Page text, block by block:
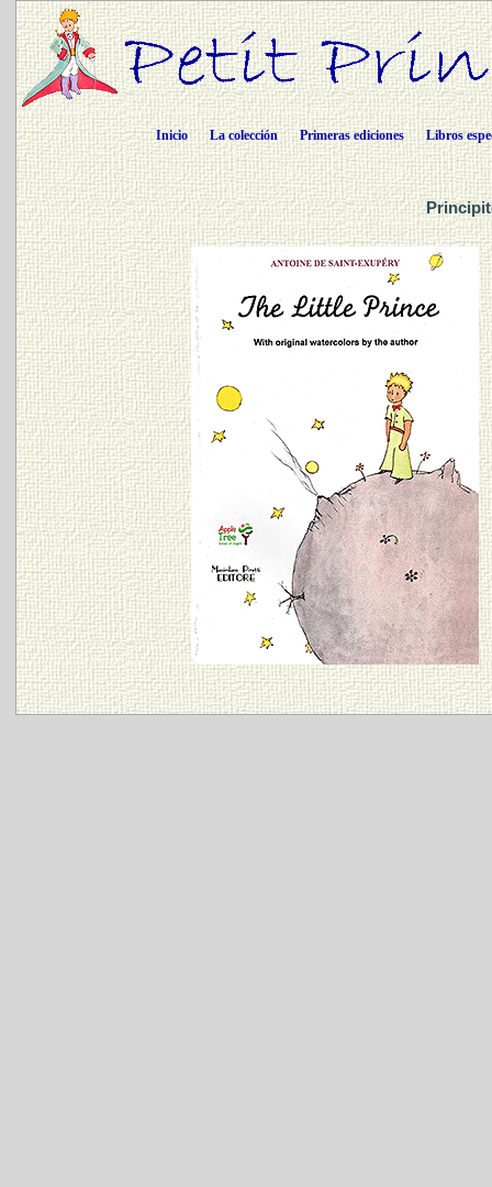
Inicio La colección Primeras ediciones Libros